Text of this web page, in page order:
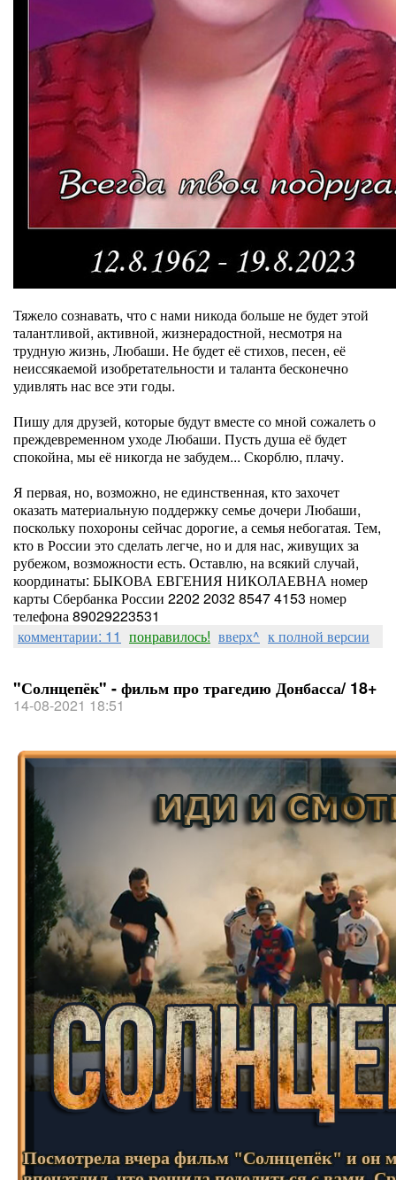
Тяжело сознавать, что с нами никода больше не будет этой
талантливой, активной, жизнерадостной, несмотря на
трудную жизнь, Любаши. Не будет её стихов, песен, её
неиссякаемой изобретательности и таланта бесконечно
удивлять нас все эти годы.
Пишу для друзей, которые будут вместе со мной сожалеть о
преждевременном уходе Любаши. Пусть душа её будет
спокойна, мы её никогда не забудем... Скорблю, плачу.
Я первая, но, возможно, не единственная, кто захочет
оказать материальную поддержку семье дочери Любаши,
поскольку похороны сейчас дорогие, а семья небогатая. Тем,
кто в России это сделать легче, но и для нас, живущих за
рубежом, возможности есть. Оставлю, на всякий случай,
координаты: БЫКОВА ЕВГЕНИЯ НИКОЛАЕВНА номер
карты Сбербанка России 2202 2032 8547 4153 номер
телефона 89029223531
комментарии: 11 понравилось! вверх^ к полной версии
"Солнцепёк" - фильм про трагедию Донбасса/ 18+
14-08-2021 18:51
Посмотрела вчера фильм "Солнцепёк" и он